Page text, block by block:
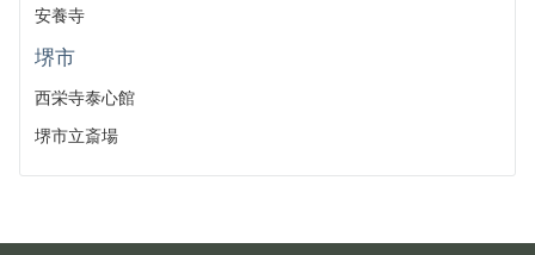
安養寺
堺市
西栄寺泰心館
堺市立斎場